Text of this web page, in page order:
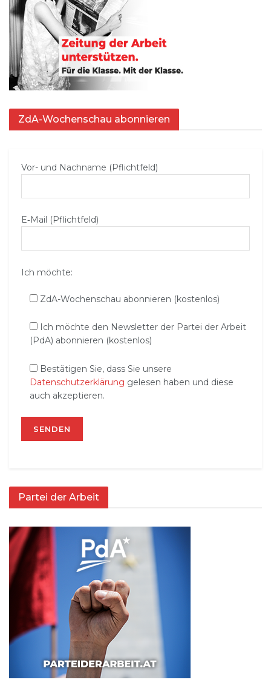
ZdA-Wochenschau abonnieren
Vor- und Nachname (Pflichtfeld)
E‑Mail (Pflichtfeld)
Ich möchte:
ZdA-Wochenschau abonnieren (kostenlos)
Ich möchte den Newsletter der Partei der Arbeit
(PdA) abonnieren (kostenlos)
Bestätigen Sie, dass Sie unsere
Datenschutzerklärung gelesen haben und diese
auch akzeptieren.
Partei der Arbeit